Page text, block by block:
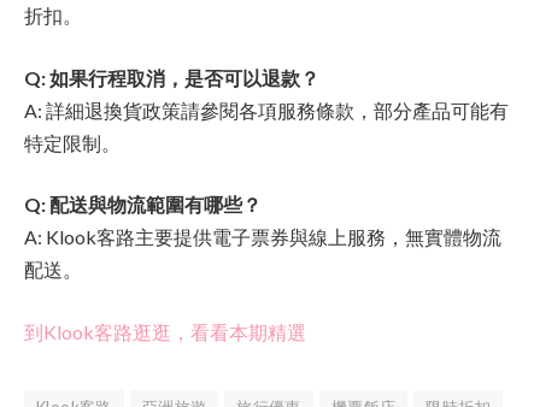
折扣。
Q: 如果行程取消，是否可以退款？
A: 詳細退換貨政策請參閱各項服務條款，部分產品可能有
特定限制。
Q: 配送與物流範圍有哪些？
A: Klook客路主要提供電子票券與線上服務，無實體物流
配送。
到Klook客路逛逛，看看本期精選